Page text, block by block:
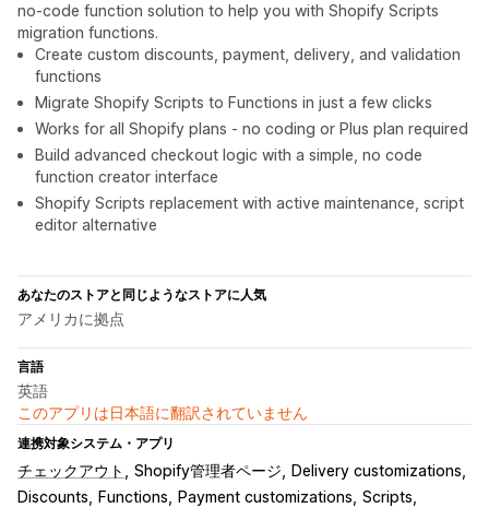
no-code function solution to help you with Shopify Scripts
migration functions.
Create custom discounts, payment, delivery, and validation
functions
Migrate Shopify Scripts to Functions in just a few clicks
Works for all Shopify plans - no coding or Plus plan required
Build advanced checkout logic with a simple, no code
function creator interface
Shopify Scripts replacement with active maintenance, script
editor alternative
あなたのストアと同じようなストアに人気
アメリカに拠点
言語
英語
このアプリは日本語に翻訳されていません
連携対象システム・アプリ
チェックアウト Shopify管理者ページ
Delivery customizations
Discounts
Functions Payment customizations Scripts